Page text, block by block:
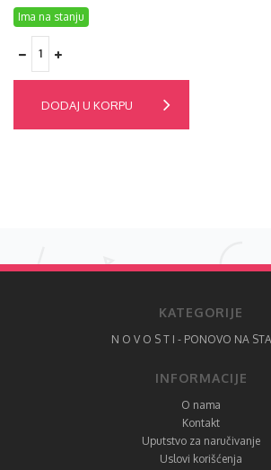
Ima na stanju
DODAJ U KORPU
KATEGORIJE
N O V O S T I - PONOVO NA
INFORMACIJE
O nama
Kontakt
Uputstvo za naručivanje
Uslovi korišćenja